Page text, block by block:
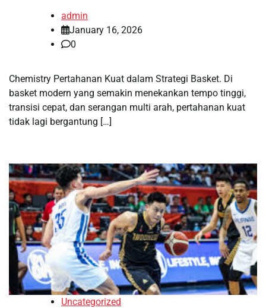
admin
January 16, 2026
0
Chemistry Pertahanan Kuat dalam Strategi Basket. Di
basket modern yang semakin menekankan tempo tinggi,
transisi cepat, dan serangan multi arah, pertahanan kuat
tidak lagi bergantung […]
Uncategorized